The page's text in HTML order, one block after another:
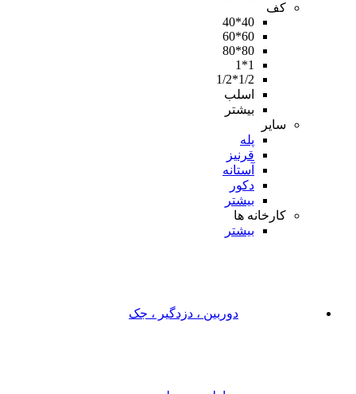
کف
40*40
60*60
80*80
1*1
1/2*1/2
اسلب
بیشتر
سایر
پله
قرنیز
آستانه
دکور
بیشتر
کارخانه ها
بیشتر
دوربین ، دزدگیر ، جک